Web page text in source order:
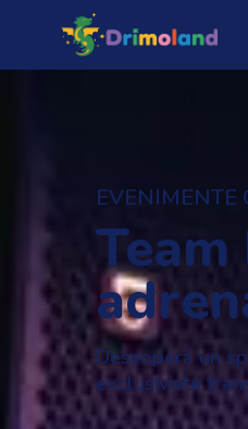
EVENIMENTE
Descoperă un
exclusiviste